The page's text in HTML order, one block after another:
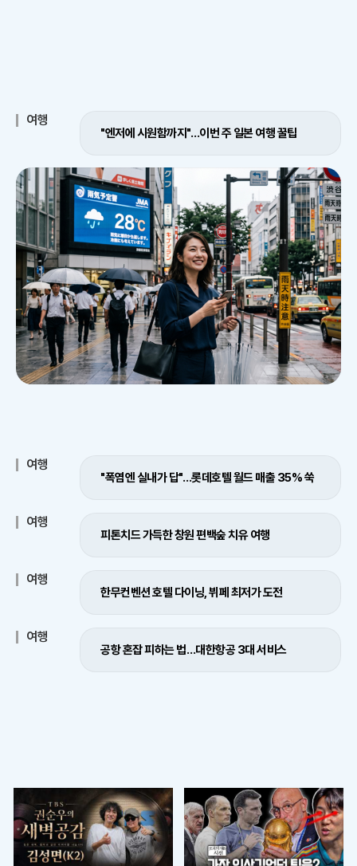
여행
"엔저에 시원함까지"…이번 주 일본 여행 꿀팁
여행
"폭염엔 실내가 답"…롯데호텔 월드 매출 35% 쑥
여행
피톤치드 가득한 창원 편백숲 치유 여행
여행
한무컨벤션 호텔 다이닝, 뷔페 최저가 도전
여행
공항 혼잡 피하는 법…대한항공 3대 서비스